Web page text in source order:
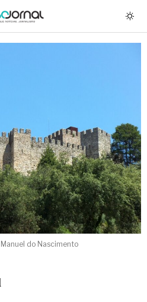
Manuel do Nascimento